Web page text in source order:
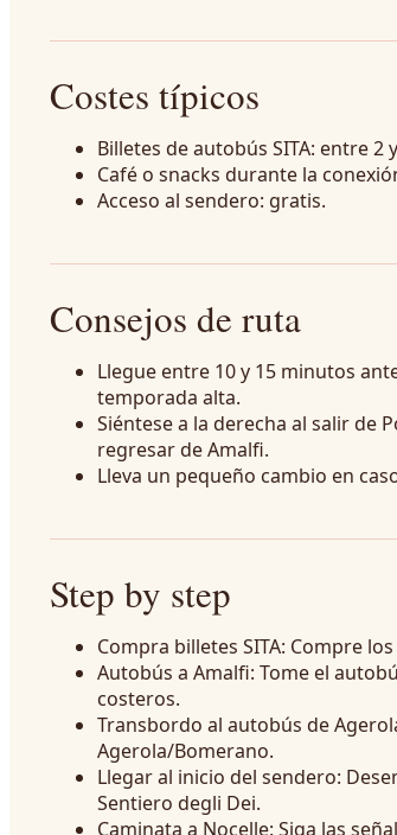
Costes típicos
Billetes de autobús SITA: entre
Café o snacks durante la
Acceso al sendero: gratis.
Consejos de ruta
Llegue entre 10 y 15 minutos
temporada alta.
Siéntese a la derecha al salir de
regresar de Amalfi.
Lleva un pequeño cambio en
Step by step
Compra billetes SITA: Compre
Autobús a Amalfi: Tome el
costeros.
Transbordo al autobús de
Agerola/Bomerano.
Llegar al inicio del sendero:
Sentiero degli Dei.
Caminata a Nocelle: Siga las